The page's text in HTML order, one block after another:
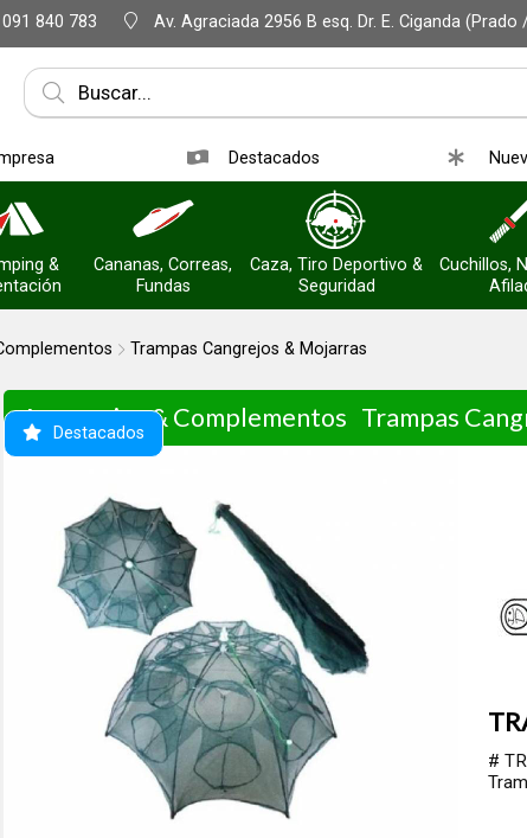
091 840 783 Av. Agraciada 2956 B esq. Dr. E. Ciganda
Destacados
&
Cananas, Correas,
Fundas
Caza, Tiro Deportivo &
Seguridad
Cuchillos,
Trampas Cangrejos & Mojarras
Accesorios & Complementos Trampas
Destacados
#